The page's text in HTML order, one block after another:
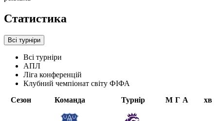
Статистика
Всі турніри
Всі турніри
АПЛ
Ліга конференцій
Клубний чемпіонат світу ФІФА
Сезон
Команда Турнір М Г А хв